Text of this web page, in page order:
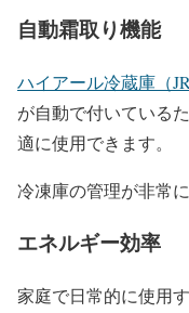
自動霜取り機能
ハイアール冷蔵庫（
が自動で付いている
適に使用できます。
冷凍庫の管理が非常
エネルギー効率
家庭で日常的に使用